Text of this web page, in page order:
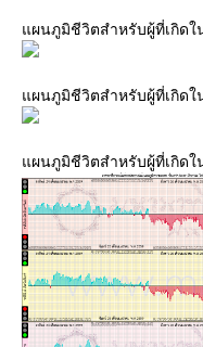
ผนภูมิชีวิตสำหรับผู้ที่เกิด
ผนภูมิชีวิตสำหรับผู้ที่เกิดใ
ผนภูมิชีวิตสำหรับผู้ที่เกิดใ